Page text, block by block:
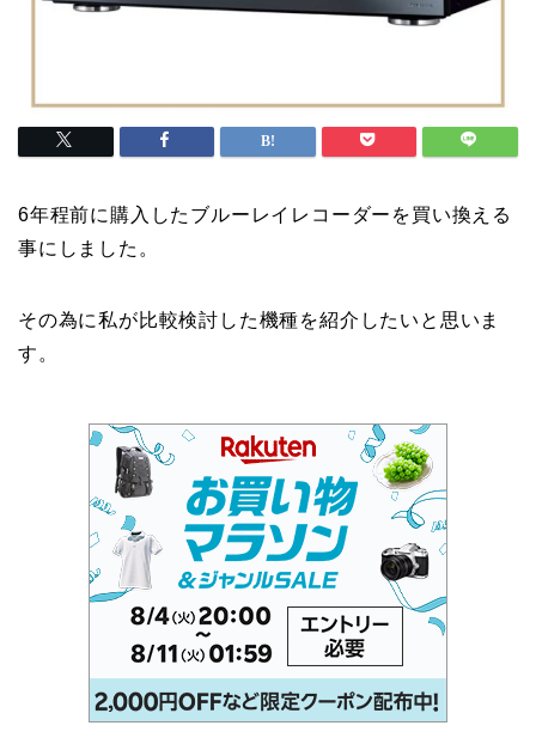
6年程前に購入したブルーレイレコーダーを買い換える
事にしました。
その為に私が比較検討した機種を紹介したいと思いま
す。